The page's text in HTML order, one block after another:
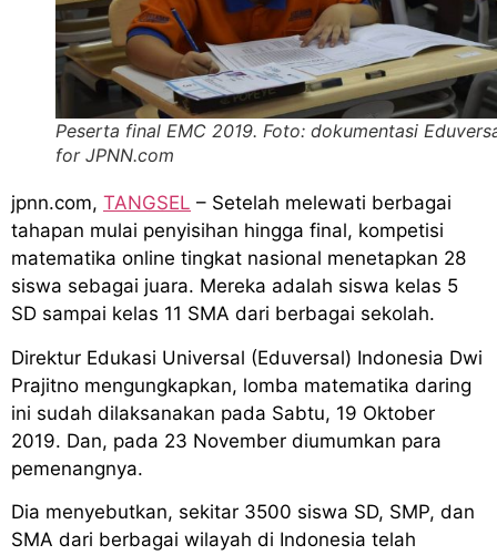
Peserta final EMC 2019. Foto: dokumentasi
for JPNN.com
jpnn.com, TANGSEL – Setelah melewati berbagai
tahapan mulai penyisihan hingga final, kompetisi
matematika online tingkat nasional menetapkan 28
siswa sebagai juara. Mereka adalah siswa kelas 5
SD sampai kelas 11 SMA dari berbagai sekolah.
Direktur Edukasi Universal (Eduversal) Indonesia Dwi
Prajitno mengungkapkan, lomba matematika daring
ini sudah dilaksanakan pada Sabtu, 19 Oktober
2019. Dan, pada 23 November diumumkan para
pemenangnya.
Dia menyebutkan, sekitar 3500 siswa SD, SMP, dan
SMA dari berbagai wilayah di Indonesia telah